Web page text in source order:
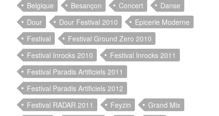
Belgique
Besançon Concert
Danse
Dour
Dour Festival 2010
Epicerie Moderne
Festival
Festival Ground Zero 2010
Festival Inrocks 2010
Festival Inrocks 2011
Festival Paradis Artificiels 2011
Festival Paradis Artificiels 2012
Festival RADAR 2011
Feyzin
Grand Mix